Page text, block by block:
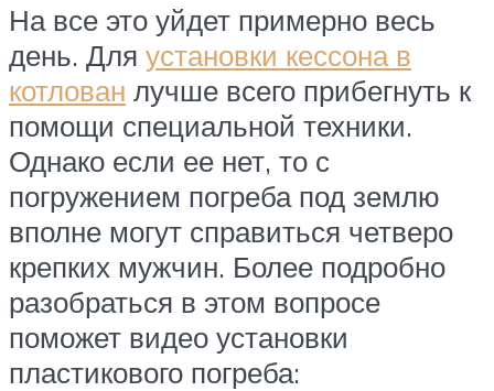
На все это уйдет примерно весь
день. Для установки кессона в
котлован лучше всего прибегнуть к
помощи специальной техники.
Однако если ее нет, то с
погружением погреба под землю
вполне могут справиться четверо
крепких мужчин. Более подробно
разобраться в этом вопросе
поможет видео установки
пластикового погреба: